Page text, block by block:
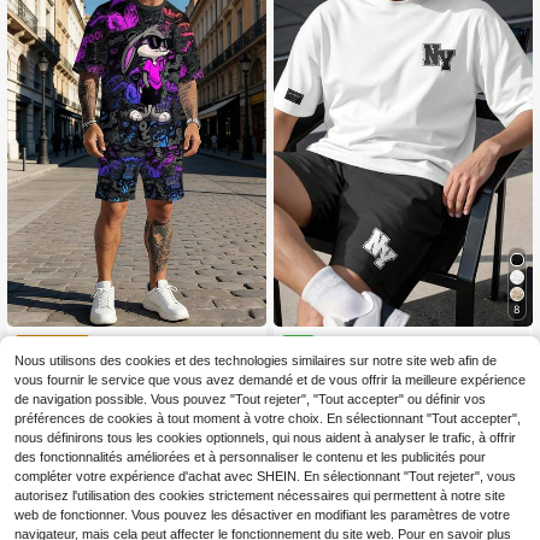
ortable, durable, convient pour les t
enues décontractées d'été, convien
t pour toutes les saisons, style sport
if, col rond, coupe régulière, imprimé
sur tout.
mmes, composé d'un t-shirt à séch
age rapide à manches courtes et
d'un short, avec une impression 3D
de lapin de style rétro. Un incontour
nable pour les amateurs de mode d
e rue, convenant pour le port décon
tracté quotidien, le fitness et les act
ivités de course.
64 ,89€
une, d'un lac, d'arbres, de chaises,
de sentiers et d'étoiles. Décontract
é, unique, durable, respirant et conf
ortable. Convient aux vêtements de
sport en toutes saisons.
8
pièces décontracté pour homme av
ec t-shirt à manches courtes imprim
é lettres et short pour usage quotidi
en
19,49€
Nous utilisons des cookies et des technologies similaires sur notre site web afin de
vous fournir le service que vous avez demandé et de vous offrir la meilleure expérience
de navigation possible. Vous pouvez "Tout rejeter", "Tout accepter" ou définir vos
préférences de cookies à tout moment à votre choix. En sélectionnant "Tout accepter",
nous définirons tous les cookies optionnels, qui nous aident à analyser le trafic, à offrir
des fonctionnalités améliorées et à personnaliser le contenu et les publicités pour
compléter votre expérience d'achat avec SHEIN. En sélectionnant "Tout rejeter", vous
autorisez l'utilisation des cookies strictement nécessaires qui permettent à notre site
web de fonctionner. Vous pouvez les désactiver en modifiant les paramètres de votre
navigateur, mais cela peut affecter le fonctionnement du site web. Pour en savoir plus